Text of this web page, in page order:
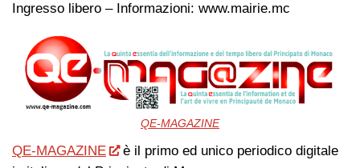
Ingresso libero – Informazioni: www.mairie.mc
QE-MAGAZINE
QE-MAGAZINE
è il primo ed unico periodico digitale